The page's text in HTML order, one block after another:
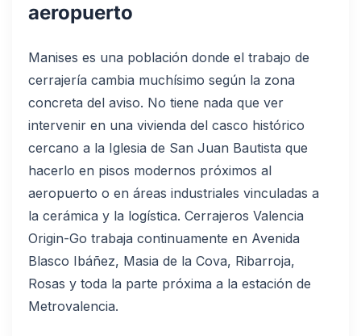
aeropuerto
Manises es una población donde el trabajo de
cerrajería cambia muchísimo según la zona
concreta del aviso. No tiene nada que ver
intervenir en una vivienda del casco histórico
cercano a la Iglesia de San Juan Bautista que
hacerlo en pisos modernos próximos al
aeropuerto o en áreas industriales vinculadas a
la cerámica y la logística. Cerrajeros Valencia
Origin-Go trabaja continuamente en Avenida
Blasco Ibáñez, Masia de la Cova, Ribarroja,
Rosas y toda la parte próxima a la estación de
Metrovalencia.